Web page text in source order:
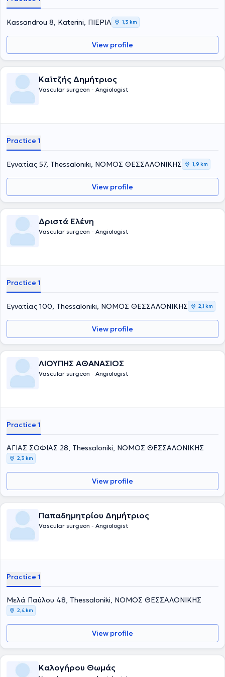
Kassandrou 8, Katerini, ΠΙΕΡΙΑ 1,3 km
View profile
Καϊτζής Δημήτριος
Vascular surgeon - Angiologist
Practice 1
Εγνατίας 57, Thessaloniki, ΝΟΜΟΣ ΘΕΣΣΑΛΟΝΙΚΗΣ 1,9 km
View profile
Δριστά Ελένη
Vascular surgeon - Angiologist
Practice 1
Εγνατίας 100, Thessaloniki, ΝΟΜΟΣ ΘΕΣΣΑΛΟΝΙΚΗΣ 2,1 km
View profile
ΛΙΟΥΠΗΣ ΑΘΑΝΑΣΙΟΣ
Vascular surgeon - Angiologist
Practice 1
ΑΓΙΑΣ ΣΟΦΙΑΣ 28, Thessaloniki, ΝΟΜΟΣ ΘΕΣΣΑΛΟΝΙΚΗΣ
2,3 km
View profile
Παπαδημητρίου Δημήτριος
Vascular surgeon - Angiologist
Practice 1
Μελά Παύλου 48, Thessaloniki, ΝΟΜΟΣ ΘΕΣΣΑΛΟΝΙΚΗΣ
2,4 km
View profile
Καλογήρου Θωμάς